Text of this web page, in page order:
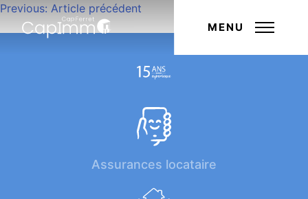
MENU
Navigation
de
Previous: Article précédent
Assurances locataire